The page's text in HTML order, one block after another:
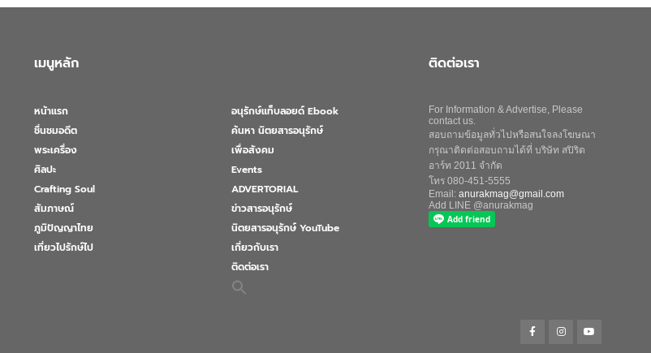
เมนูหลัก
หน้าแรก
ชื่นชมอดีต
พระเครื่อง
ศิลปะ
Crafting Soul
สัมภาษณ์
ภูมิปัญญาไทย
เที่ยวไปรักษ์ไป
อนุรักษ์แท็บลอยด์ Ebook
ค้นหา นิตยสารอนุรักษ์
เพื่อสังคม
Events
ADVERTORIAL
ข่าวสารอนุรักษ์
นิตยสารอนุรักษ์ YouTube
เกี่ยวกับเรา
ติดต่อเรา
ติดต่อเรา
For Information & Advertise, Please
contact us.
สอบถามข้อมูลทั่วไปหรือสนใจลงโฆษณา
กรุณาติดต่อสอบถามได้ที่ บริษัท สปิริต
อาร์ท 2011 จำกัด
โทร 080-451-5555
Email: anurakmag@gmail.com
Add LINE @anurakmag